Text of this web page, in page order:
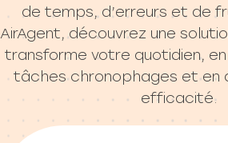
de temps, d’erreurs et de
AirAgent, découvrez une
transforme votre quotidien,
tâches chronophages et en
efficacité.